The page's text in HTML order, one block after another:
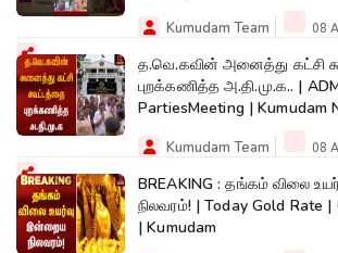
Kumudam Team 08
த.வெ.கவின் அனைத்து கட்சி
புறக்கணித்த அ.தி.மு.க.. |
PartiesMeeting | Kumudam
Kumudam Team 08
BREAKING : தங்கம் விலை
நிலவரம்! | Today Gold Rate
| Kumudam